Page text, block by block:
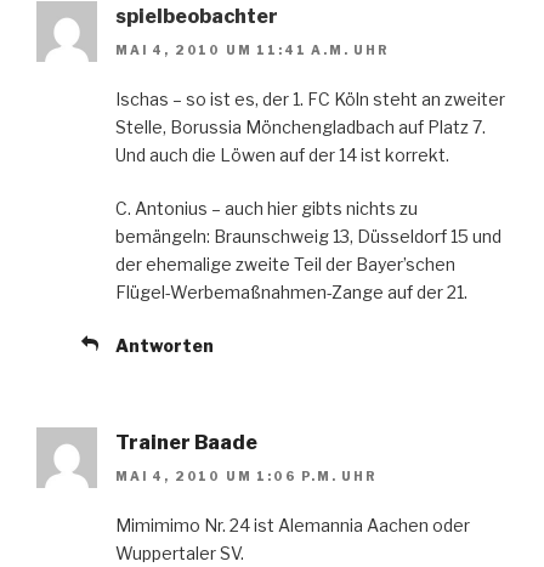
spielbeobachter
MAI 4, 2010 UM 11:41 A.M. UHR
Ischas – so ist es, der 1. FC Köln steht an zweiter
Stelle, Borussia Mönchengladbach auf Platz 7.
Und auch die Löwen auf der 14 ist korrekt.
C. Antonius – auch hier gibts nichts zu
bemängeln: Braunschweig 13, Düsseldorf 15 und
der ehemalige zweite Teil der Bayer’schen
Flügel-Werbemaßnahmen-Zange auf der 21.
Antworten
Trainer Baade
MAI 4, 2010 UM 1:06 P.M. UHR
Mimimimo Nr. 24 ist Alemannia Aachen oder
Wuppertaler SV.